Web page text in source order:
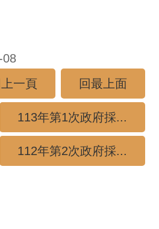
08
上一頁
回最上面
113年第1次政府採...
112年第2次政府採...